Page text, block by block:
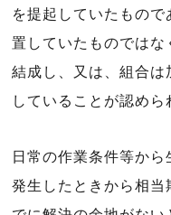
を提起していたもの
置していたものでは
結成し、又は、組合
していることが認めら
日常の作業条件等か
発生したときから相